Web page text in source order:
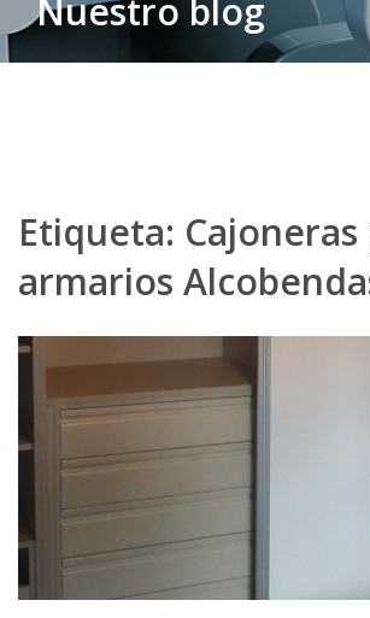
Nuestro blog
Etiqueta: Cajoneras
armarios